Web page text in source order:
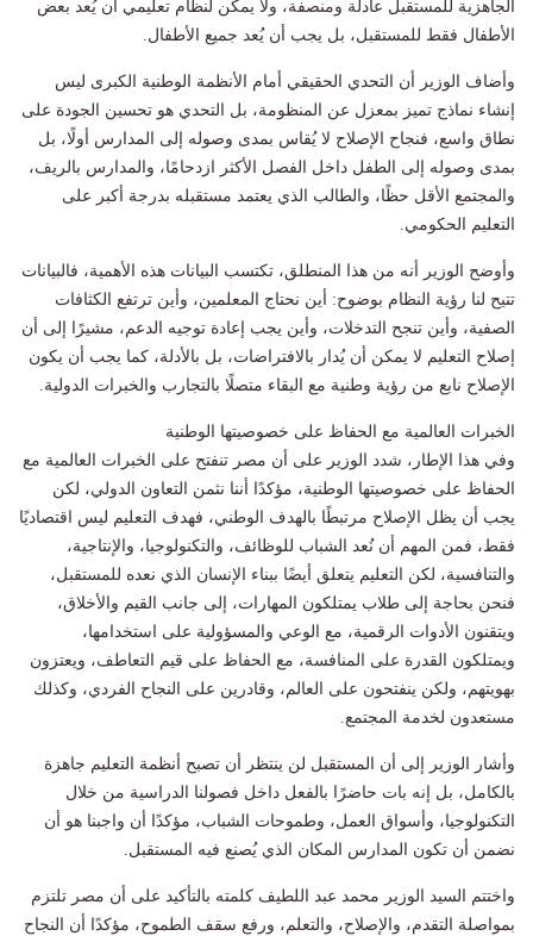
الجاهزية للمستقبل عادلة ومنصفة، ولا يمكن لنظام تعليمي أن يُعد بعض
الأطفال فقط للمستقبل، بل يجب أن يُعد جميع الأطفال.
وأضاف الوزير أن التحدي الحقيقي أمام الأنظمة الوطنية الكبرى ليس
إنشاء نماذج تميز بمعزل عن المنظومة، بل التحدي هو تحسين الجودة على
نطاق واسع، فنجاح الإصلاح لا يُقاس بمدى وصوله إلى المدارس أولًا، بل
بمدى وصوله إلى الطفل داخل الفصل الأكثر ازدحامًا، والمدارس بالريف،
والمجتمع الأقل حظًا، والطالب الذي يعتمد مستقبله بدرجة أكبر على
التعليم الحكومي.
وأوضح الوزير أنه من هذا المنطلق، تكتسب البيانات هذه الأهمية، فالبيانات
تتيح لنا رؤية النظام بوضوح: أين نحتاج المعلمين، وأين ترتفع الكثافات
الصفية، وأين تنجح التدخلات، وأين يجب إعادة توجيه الدعم، مشيرًا إلى أن
إصلاح التعليم لا يمكن أن يُدار بالافتراضات، بل بالأدلة، كما يجب أن يكون
الإصلاح نابع من رؤية وطنية مع البقاء متصلًا بالتجارب والخبرات الدولية.
الخبرات العالمية مع الحفاظ على خصوصيتها الوطنية
وفي هذا الإطار، شدد الوزير على أن مصر تنفتح على الخبرات العالمية مع
الحفاظ على خصوصيتها الوطنية، مؤكدًا أننا نثمن التعاون الدولي، لكن
يجب أن يظل الإصلاح مرتبطًا بالهدف الوطني، فهدف التعليم ليس اقتصاديًا
فقط، فمن المهم أن نُعد الشباب للوظائف، والتكنولوجيا، والإنتاجية،
والتنافسية، لكن التعليم يتعلق أيضًا ببناء الإنسان الذي نعده للمستقبل،
فنحن بحاجة إلى طلاب يمتلكون المهارات، إلى جانب القيم والأخلاق،
ويتقنون الأدوات الرقمية، مع الوعي والمسؤولية على استخدامها،
ويمتلكون القدرة على المنافسة، مع الحفاظ على قيم التعاطف، ويعتزون
بهويتهم، ولكن ينفتحون على العالم، وقادرين على النجاح الفردي، وكذلك
مستعدون لخدمة المجتمع.
وأشار الوزير إلى أن المستقبل لن ينتظر أن تصبح أنظمة التعليم جاهزة
بالكامل، بل إنه بات حاضرًا بالفعل داخل فصولنا الدراسية من خلال
التكنولوجيا، وأسواق العمل، وطموحات الشباب، مؤكدًا أن واجبنا هو أن
نضمن أن تكون المدارس المكان الذي يُصنع فيه المستقبل.
واختتم السيد الوزير محمد عبد اللطيف كلمته بالتأكيد على أن مصر تلتزم
بمواصلة التقدم، والإصلاح، والتعلم، ورفع سقف الطموح، مؤكدًا أن النجاح